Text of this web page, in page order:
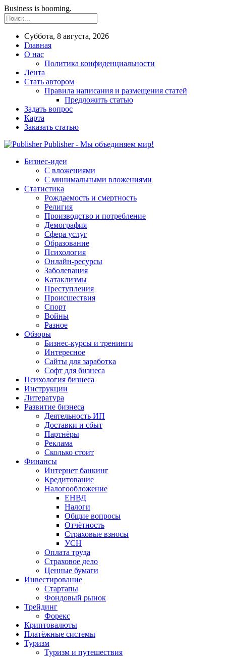
Business is booming.
Суббота, 8 августа, 2026
Главная
О нас
Политика конфиденциальности
Лента
Стать автором
Правила написания и размещения статей
Предложить статью
Задать вопрос
Карта
Заказать статью
Publisher - Мы объединяем мир!
Бизнес-идеи
С вложениями
С минимальными вложениями
Статистика
Рождаемость и смертность
Религия
Производство и потребление
Демография
Сфера услуг
Образование
Психология
Онлайн-ресурсы
Заболевания
Катаклизмы
Преступления
Происшествия
Спорт
Войны
Разное
Обзоры
Бизнес-курсы и тренинги
Интересное
Сайты для заработка
Софт для бизнеса
Психология бизнеса
Инструкции
Литература
Развитие бизнеса
Деятельность ИП
Доставки и сбыт
Партнёры
Реклама
Сколько стоит
Финансы
Интернет банкинг
Кредитование
Налогообложение
ЕНВД
Налоги
Общие вопросы
Отчётность
Страховые взносы
УСН
Оплата труда
Страховое дело
Ценные бумаги
Инвестирование
Стартапы
Фондовый рынок
Трейдинг
Форекс
Криптовалюты
Платёжные системы
Туризм
Туризм и путешествия